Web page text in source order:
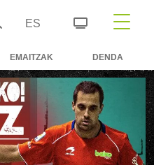
ES
EMAITZAK DENDA